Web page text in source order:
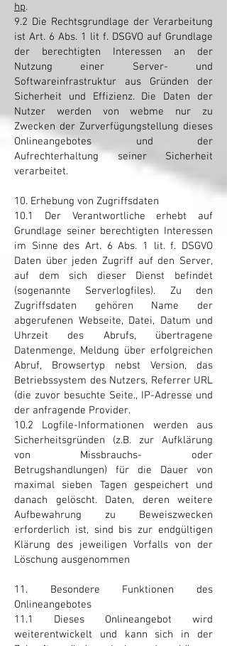
hp.
9.2 Die Rechtsgrundlage der Verarbeitung
ist Art. 6 Abs. 1 lit f. DSGVO auf Grundlage
der berechtigten Interessen an der
Nutzung einer Server- und
Softwareinfrastruktur aus Gründen der
Sicherheit und Effizienz. Die Daten der
Nutzer werden von webme nur zu
Zwecken der Zurverfügungstellung dieses
Onlineangebotes und der
Aufrechterhaltung seiner Sicherheit
verarbeitet.
10. Erhebung von Zugriffsdaten
10.1 Der Verantwortliche erhebt auf
Grundlage seiner berechtigten Interessen
im Sinne des Art. 6 Abs. 1 lit. f. DSGVO
Daten über jeden Zugriff auf den Server,
auf dem sich dieser Dienst befindet
(sogenannte Serverlogfiles). Zu den
Zugriffsdaten gehören Name der
abgerufenen Webseite, Datei, Datum und
Uhrzeit des Abrufs, übertragene
Datenmenge, Meldung über erfolgreichen
Abruf, Browsertyp nebst Version, das
Betriebssystem des Nutzers, Referrer URL
(die zuvor besuchte Seite., IP-Adresse und
der anfragende Provider.
10.2 Logfile-Informationen werden aus
Sicherheitsgründen (z.B. zur Aufklärung
von Missbrauchs- oder
Betrugshandlungen) für die Dauer von
maximal sieben Tagen gespeichert und
danach gelöscht. Daten, deren weitere
Aufbewahrung zu Beweiszwecken
erforderlich ist, sind bis zur endgültigen
Klärung des jeweiligen Vorfalls von der
Löschung ausgenommen
11. Besondere Funktionen des
Onlineangebotes
11.1 Dieses Onlineangebot wird
weiterentwickelt und kann sich in der